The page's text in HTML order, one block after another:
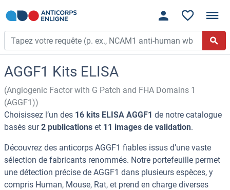
AGGF1 Kits ELISA
(Angiogenic Factor with G Patch and FHA Domains 1
(AGGF1))
Choisissez l’un des 16 kits ELISA AGGF1 de notre catalogue
basés sur2 publications et 11 images de validation.
Découvrez des anticorps AGGF1 fiables issus d’une vaste
sélection de fabricants renommés. Notre portefeuille permet
une détection précise de AGGF1 dans plusieurs espèces, y
compris Human, Mouse, Rat, et prend en charge diverses